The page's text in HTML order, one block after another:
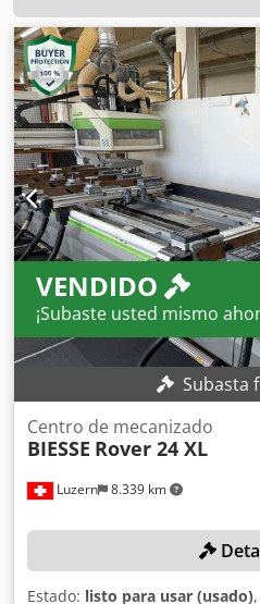
VENDIDO
¡Subaste usted mismo
Subasta
Luzern 8.339 km
Centro de mecanizado
BIESSE Rover 24 XL
Estado: listo para usar (usado)